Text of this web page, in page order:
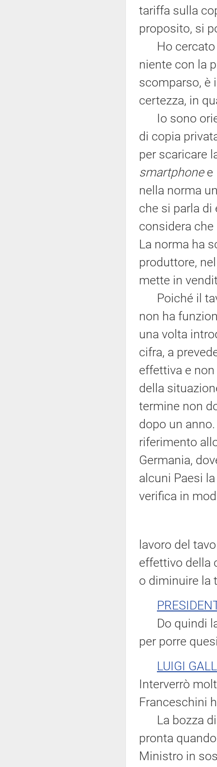
tariffa sulla
proposito, si
Ho cercato
niente con la
scomparso, è
certezza, in
Io sono
di copia
per scaricare
smartphonee
nella norma
che si parla
considera
La norma ha
produttore,
mette in
Poiché il
non ha
una volta
cifra, a
effettiva e
della
termine non
dopo un
riferimento
Germania,
alcuni Paesi
verifica in
lavoro del
effettivo della
o diminuire la
Do quindi la
per porre
LUIGI
Interverrò
Franceschini
La bozza di
pronta
Ministro in